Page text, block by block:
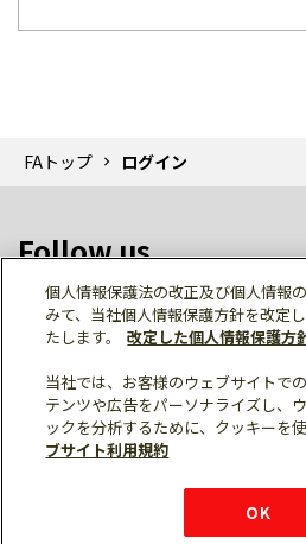
FAトップ ログイン
Follow us
個人情報保護 利用規約
ご
サイトマップ
三菱電機トッ
個人情報保護法の改正及び個人情報
みて、当社個人情報保護方針を改定
たします。
改定した個人情報保護方
当社では、お客様のウェブサイトで
テンツや広告をパーソナライズし、
ックを分析するために、クッキーを使
ブサイト利用規約
OK
チャットサービス